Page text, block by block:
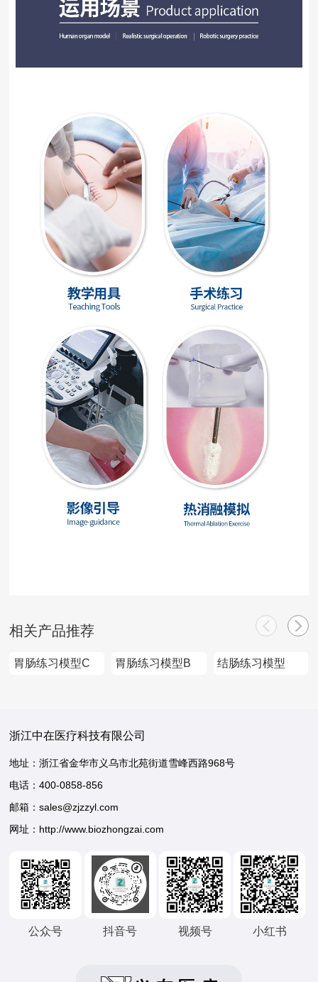
相关产品推荐
胃肠练习模型C 胃肠练习模型B 结肠练习模型
浙江中在医疗科技有限公司
地址：浙江省金华市义乌市北苑街道雪峰西路968号
电话：400-0858-856
邮箱：sales@zjzzyl.com
网址：http://www.biozhongzai.com
公众号 抖音号 视频号 小红书